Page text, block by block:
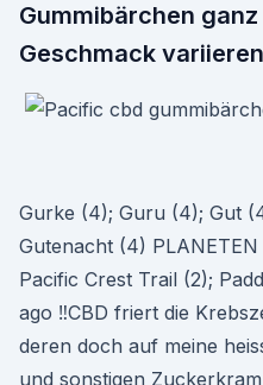
Gummibärchen
Geschmack
Gurke (4); Guru (4); Gut
Gutenacht (4)
Pacific Crest Trail (2);
ago ‼️CBD friert die
deren doch auf meine
und sonstigen